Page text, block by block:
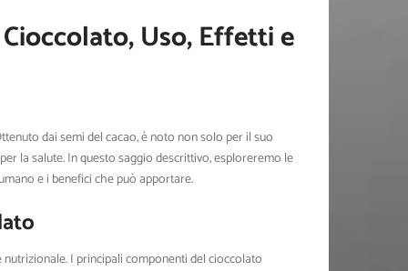
Uso, Effetti e
dai semi del cacao, è noto non solo per il suo
la salute. In questo saggio descrittivo, esploreremo le
e i benefici che può apportare.
I principali componenti del cioccolato